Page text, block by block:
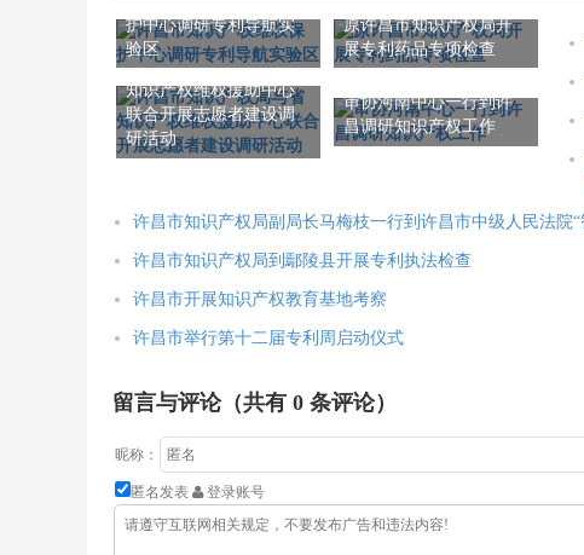
护中心调研专利导航实
验区
原许昌市知识产权局开
展专利药品专项检查
许昌市知识产权局与省
知识产权维权援助中心
联合开展志愿者建设调
研活动
审协河南中心一行到许
昌调研知识产权工作
许昌市知识产权局副局长马梅枝一行到许昌市中级人民法院
许昌市知识产权局到鄢陵县开展专利执法检查
许昌市开展知识产权教育基地考察
许昌市举行第十二届专利周启动仪式
留言与评论（共有 0 条评论）
昵称：
匿名发表 登录账号